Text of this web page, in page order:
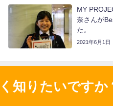
MY
奈さんが
た。
2021年6月1日
知りたいですか